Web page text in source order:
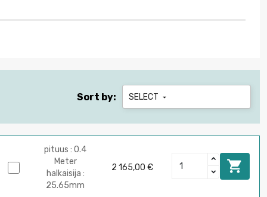
Sort by: SELECT 
pituus : 0.4
Meter
halkaisija :
25.65mm
2 165,00 € 